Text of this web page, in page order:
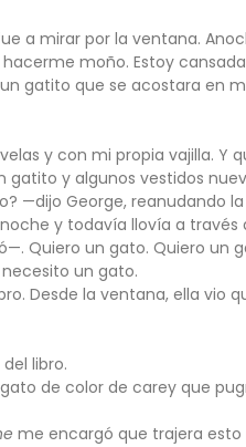
a mirar por la ventana.
moño. Estoy
gatito que se acostara en
y con mi propia vajilla. Y
y algunos vestidos
—dijo George, reanudando
y todavía llovía a través
Quiero un gato. Quiero un
un gato.
Desde la ventana, ella vio
libro.
de color de carey que
me encargó que trajera esto